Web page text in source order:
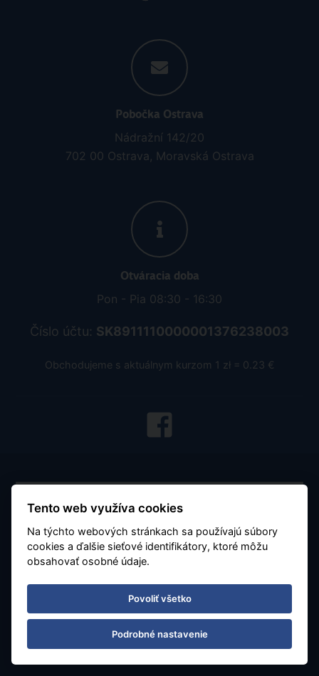
Pobočka Ostrava
Nádražní 142/20
702 00 Ostrava, Moravská Ostrava
Otváracia doba
Pon - Pia 08:30 - 16:30
Číslo účtu: SK8911110000001376238003
Obchodujeme s aktuálnym kurzom 1 zł = 0.23 €
Všeobecné podmienky
Dôležité - čítajte
Karta stáleho klienta
Tento web využíva cookies
Na týchto webových stránkach sa používajú súbory
cookies a ďalšie sieťové identifikátory, ktoré môžu
obsahovať osobné údaje.
Povoliť všetko
Podrobné nastavenie